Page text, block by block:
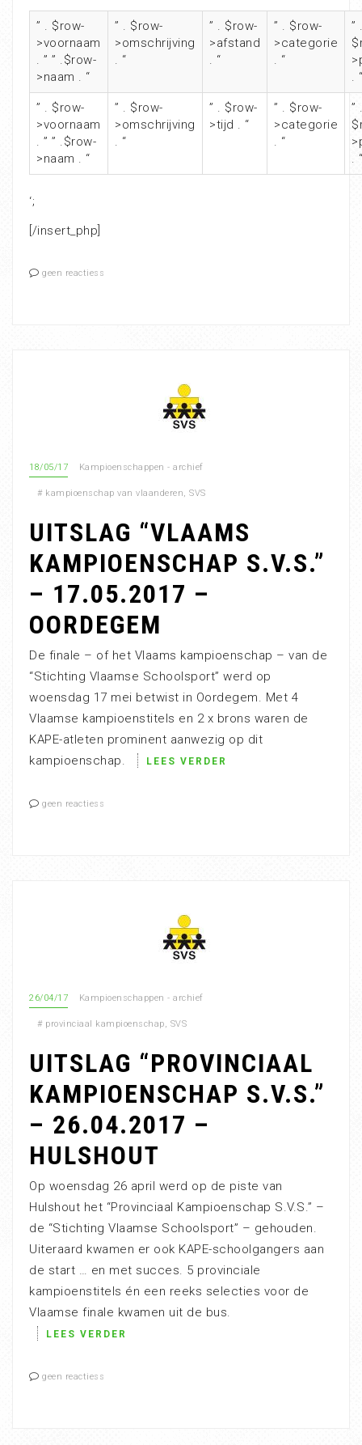
” . $row-
>voornaam
. ” ” .$row-
>naam . “
” . $row-
>omschrijving
. “
” . $row-
>afstand
. “
” . $row-
>categorie
. “
”
.
” . $row-
>voornaam
. ” ” .$row-
>naam . “
” . $row-
>omschrijving
. “
” . $row-
>tijd . “
” . $row-
>categorie
. “
”
.
‘;
[/insert_php]
geen reactiess
18/05/17 Kampioenschappen - archief
# kampioenschap van vlaanderen, SVS
UITSLAG “VLAAMS
KAMPIOENSCHAP S.V.S.”
– 17.05.2017 –
OORDEGEM
De finale – of het Vlaams kampioenschap – van de
“Stichting Vlaamse Schoolsport” werd op
woensdag 17 mei betwist in Oordegem. Met 4
Vlaamse kampioenstitels en 2 x brons waren de
KAPE-atleten prominent aanwezig op dit
kampioenschap.
LEES VERDER
geen reactiess
26/04/17 Kampioenschappen - archief
# provinciaal kampioenschap, SVS
UITSLAG “PROVINCIAAL
KAMPIOENSCHAP S.V.S.”
– 26.04.2017 –
HULSHOUT
Op woensdag 26 april werd op de piste van
Hulshout het “Provinciaal Kampioenschap S.V.S.” –
de “Stichting Vlaamse Schoolsport” – gehouden.
Uiteraard kwamen er ook KAPE-schoolgangers aan
de start … en met succes. 5 provinciale
kampioenstitels én een reeks selecties voor de
Vlaamse finale kwamen uit de bus.
LEES VERDER
geen reactiess